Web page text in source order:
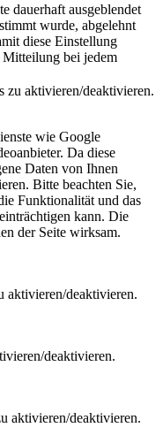
dauerhaft ausgeblendet
wurde, abgelehnt
diese Einstellung
bei jedem
aktivieren/deaktivieren.
wie Google
Da diese
Daten von Ihnen
Bitte beachten Sie,
Funktionalität und das
kann. Die
der Seite wirksam.
aktivieren/deaktivieren.
deaktivieren.
aktivieren/deaktivieren.